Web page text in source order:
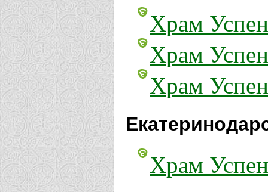
Храм
Храм
Храм
Храм